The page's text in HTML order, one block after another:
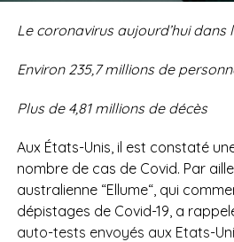
Le coronavirus aujourd’hui dans
Environ 235,7millions de
Plus de 4,81millions de décès
Aux États-Unis, il est constaté
nombre de cas de Covid. Par
australienne “Ellume“, qui
dépistages de Covid-19, a
auto-tests envoyés aux Etats-